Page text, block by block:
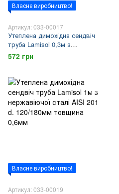
Власне виробництво!
Артикул: 033-00017
Утеплена димохідна сендвіч
труба Lamisol 0,3м з
нержавіючої сталі AISI 201 d.
110/180мм товщина 0,8мм
572 грн
Власне виробництво!
Артикул: 033-00019